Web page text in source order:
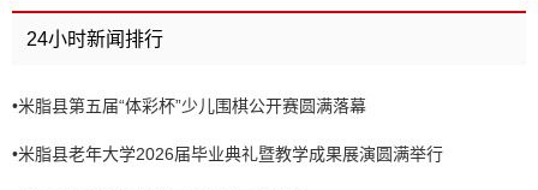
24小时新闻排行
•米脂县第五届“体彩杯”少儿围棋公开赛圆满落幕
•米脂县老年大学2026届毕业典礼暨教学成果展演圆满举行